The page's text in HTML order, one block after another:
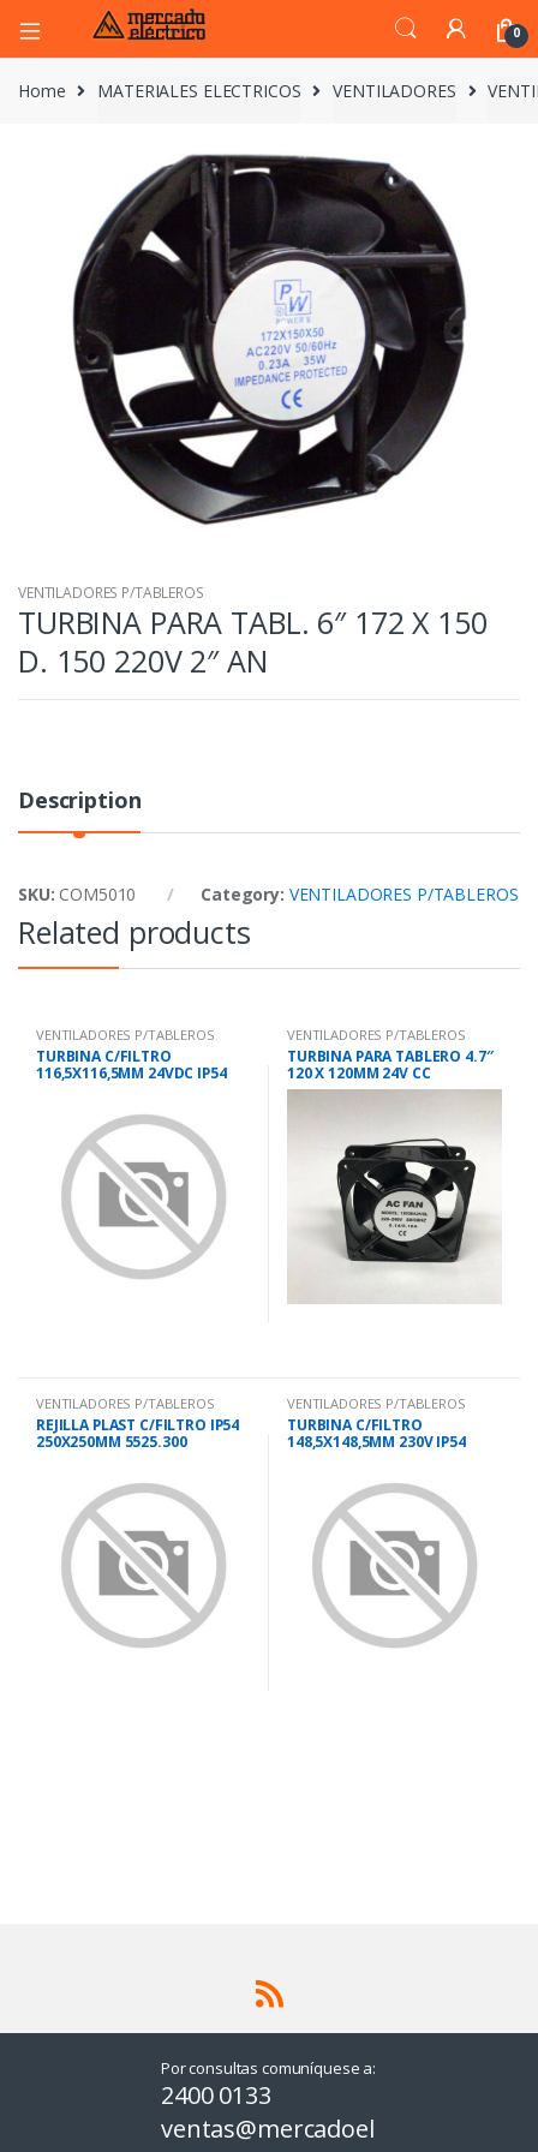
0
Home MATERIALES ELECTRICOS VENTILADORES
VENTILADORES P/TABLEROS
TURBINA PARA TABL. 6″ 172 X 150
D. 150 220V 2″ AN
Description
SKU: COM5010 Category: VENTILADORES P/TABLEROS
Related products
VENTILADORES P/TABLEROS
TURBINA C/FILTRO
116,5X116,5MM 24VDC IP54
VENTILADORES P/TABLEROS
TURBINA PARA TABLERO 4.7″
120 X 120MM 24V CC
VENTILADORES P/TABLEROS
REJILLA PLAST C/FILTRO IP54
250X250MM 5525.300
VENTILADORES P/TABLEROS
TURBINA C/FILTRO
148,5X148,5MM 230V IP54
Por consultas comuníquese a:
2400 0133
ventas@mercadoel